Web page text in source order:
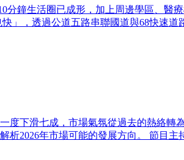
鐘生活圈已成形，加上周邊學區、醫
」，透過公道五路串聯國道與68快速道
下滑七成，市場氣氛從過去的熱絡轉
析2026年市場可能的發展方向。 節目主